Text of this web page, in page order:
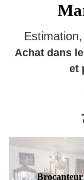
Achat dans
et
Brocanteur